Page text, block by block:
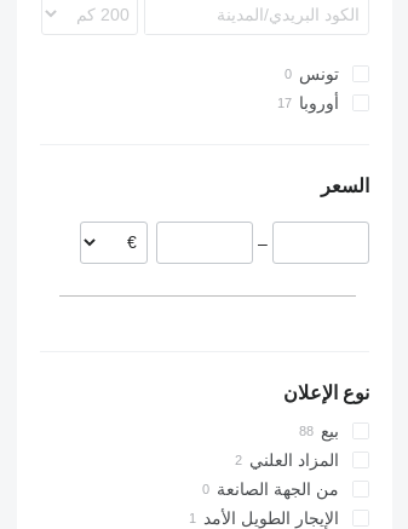
تونس
أوروبا
ألمانيا
بولندا
السعر
–
نوع الإعلان
بيع
المزاد العلني
من الجهة الصانعة
الإيجار الطويل الأمد